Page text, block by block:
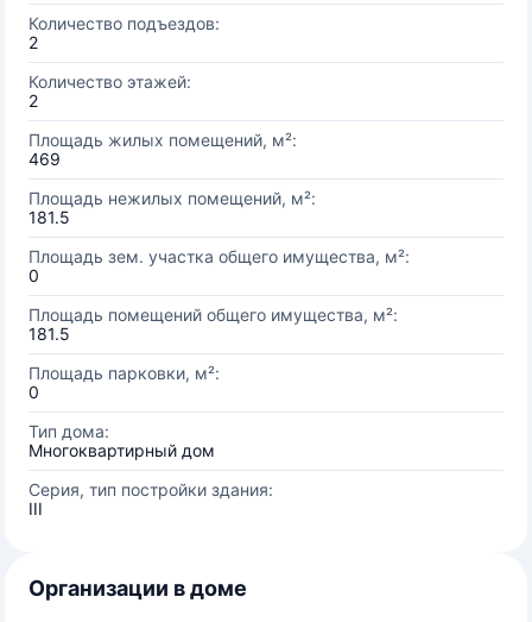
Количество подъездов:
2
Количество этажей:
2
Площадь жилых помещений, м²:
469
Площадь нежилых помещений, м²:
181.5
Площадь зем. участка общего имущества, м²:
0
Площадь помещений общего имущества, м²:
181.5
Площадь парковки, м²:
0
Тип дома:
Многоквартирный дом
Серия, тип постройки здания:
III
Организации в доме